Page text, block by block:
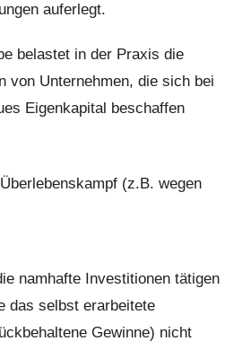
auferlegt.
belastet in der Praxis die
von Unternehmen, die sich bei
Eigenkapital beschaffen
(z.B. wegen
namhafte Investitionen tätigen
das selbst erarbeitete
Gewinne) nicht